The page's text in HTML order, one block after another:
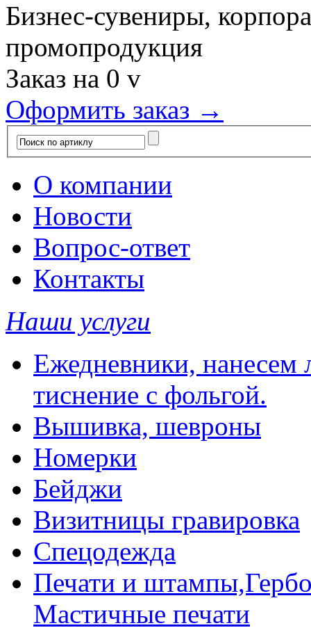
Бизнес-сувениры,
промопродукция
Заказ на 0 v
Оформить заказ →
О компании
Новости
Вопрос-ответ
Контакты
Наши услуги
Ежедневники, нанесем
тиснение с фольгой.
Вышивка, шевроны
Номерки
Бейджи
Визитницы гравировка
Спецодежда
Печати и
Мастичные печати